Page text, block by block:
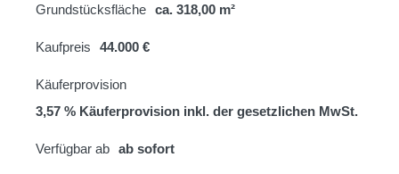
Grundstücksfläche ca. 318,00 m²
Kaufpreis 44.000 €
Käuferprovision
3,57 % Käuferprovision inkl. der gesetzlichen MwSt.
Verfügbar ab ab sofort